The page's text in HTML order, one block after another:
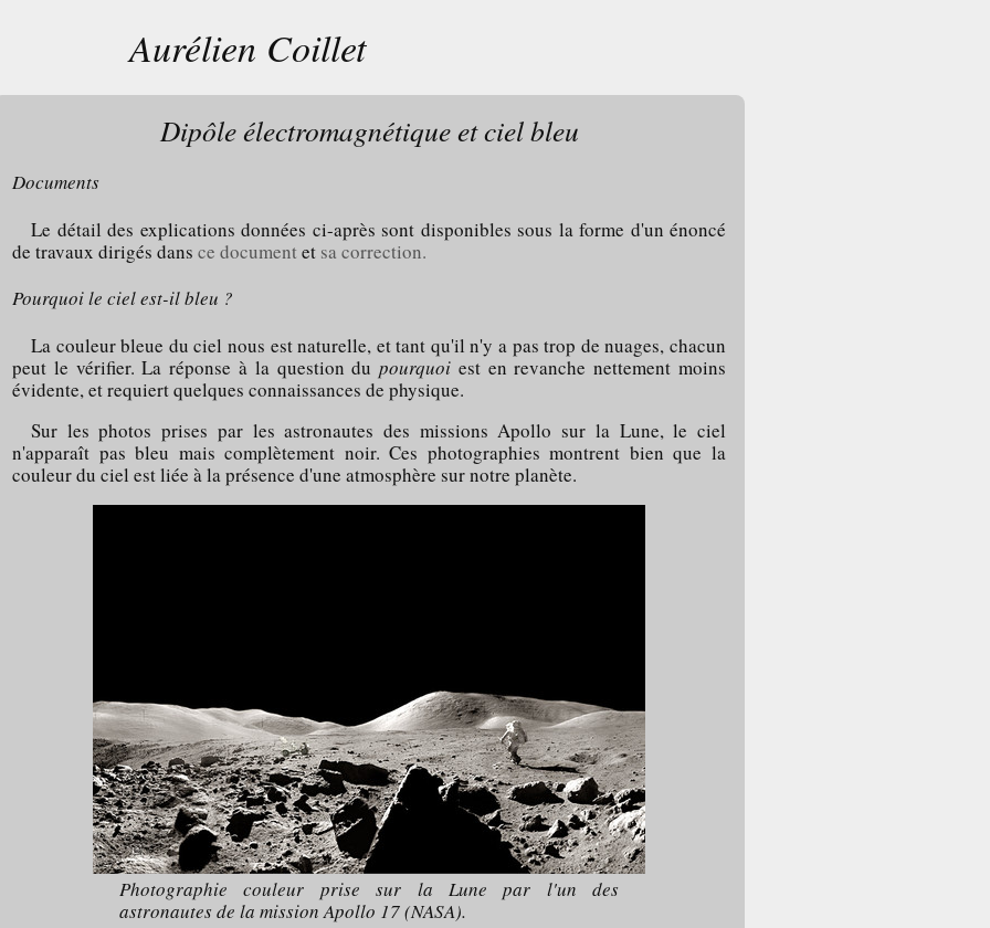
Aurélien Coillet
Dipôle électromagnétique et ciel bleu
Documents
Le détail des explications données ci-après sont disponibles sous la forme d'un énoncé
de travaux dirigés dans ce document et sa correction.
Pourquoi le ciel est-il bleu ?
La couleur bleue du ciel nous est naturelle, et tant qu'il n'y a pas trop de nuages, chacun
peut le vérifier. La réponse à la question dupourquoi est en revanche nettement moins
évidente, et requiert quelques connaissances de physique.
Sur les photos prises par les astronautes des missions Apollo sur la Lune, le ciel
n'apparaît pas bleu mais complètement noir. Ces photographies montrent bien que la
couleur du ciel est liée à la présence d'une atmosphère sur notre planète.
Photographie couleur prise sur la Lune par l'un des
astronautes de la mission Apollo 17 (NASA).